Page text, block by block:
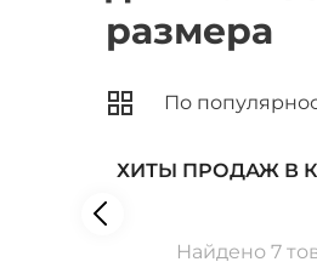
размера
ХИТЫ ПРОДАЖ В
Найдено 7